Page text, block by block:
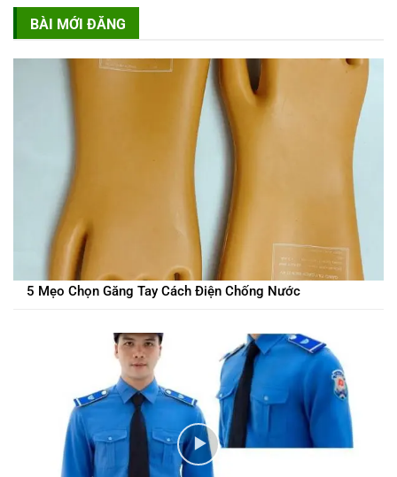
BÀI MỚI ĐĂNG
5 Mẹo Chọn Găng Tay Cách Điện Chống Nước